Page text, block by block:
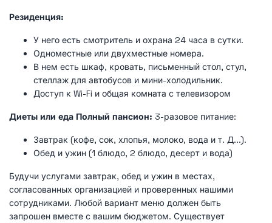
Резиденция:
У него есть смотритель и охрана 24 часа в сутки.
Одноместные или двухместные номера.
В нем есть шкаф, кровать, письменный стол, стул,
стеллаж для автобусов и мини-холодильник.
Доступ к Wi-Fi и общая комната с телевизором
Диеты или еда Полный пансион: 3-разовое питание:
Завтрак (кофе, сок, хлопья, молоко, вода и т. Д...).
Обед и ужин (1 блюдо, 2 блюдо, десерт и вода)
Будучи услугами завтрак, обед и ужин в местах,
согласованных организацией и проверенных нашими
сотрудниками. Любой вариант меню должен быть
запрошен вместе с вашим бюджетом. Существует